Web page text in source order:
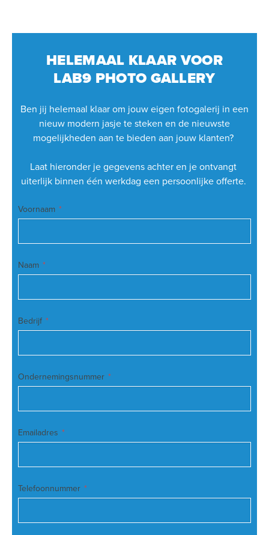
HELEMAAL KLAAR VOOR
LAB9 PHOTO GALLERY
Ben jij helemaal klaar om jouw eigen fotogalerij in een
nieuw modern jasje te steken en de nieuwste
mogelijkheden aan te bieden aan jouw klanten?
Laat hieronder je gegevens achter en je ontvangt
uiterlijk binnen één werkdag een persoonlijke offerte.
Voornaam
Naam
Bedrijf
Ondernemingsnummer
Emailadres
Telefoonnummer